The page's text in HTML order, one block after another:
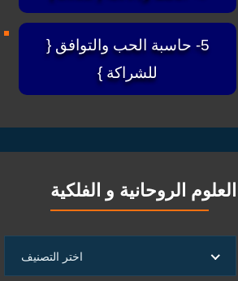
5- حاسبة الحب والتوافق {
للشراكة }
العلوم الروحانية و الفلكية
الروحانية
اختر التصنيف